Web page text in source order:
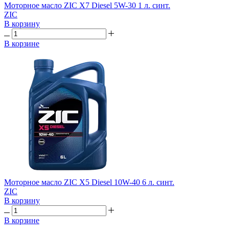
Моторное масло ZIC X7 Diesel 5W-30 1 л. синт.
ZIC
В корзину
В корзине
Моторное масло ZIC X5 Diesel 10W-40 6 л. синт.
ZIC
В корзину
В корзине